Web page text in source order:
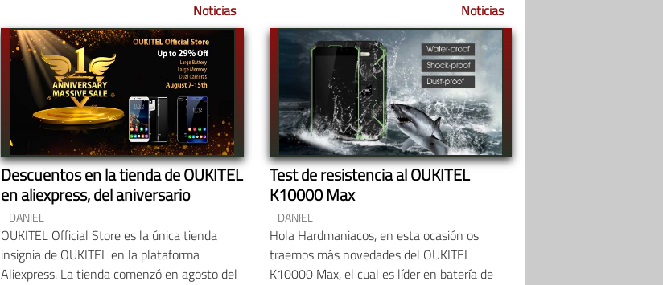
Noticias
Descuentos en la tienda de OUKITEL
en aliexpress, del aniversario
DANIEL
OUKITEL Official Store es la única tienda
insignia de OUKITEL en la plataforma
Aliexpress. La tienda comenzó en agosto del
Noticias
Test de resistencia al OUKITEL
K10000 Max
DANIEL
Hola Hardmaniacos, en esta ocasión os
traemos más novedades del OUKITEL
K10000 Max, el cual es líder en batería de